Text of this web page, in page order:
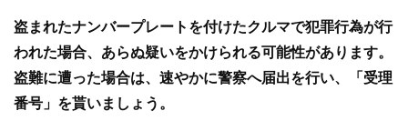
盗まれたナンバープレートを付けたクルマで犯罪行為が行
われた場合、あらぬ疑いをかけられる可能性があります。
盗難に遭った場合は、速やかに警察へ届出を行い、「受理
番号」を貰いましょう。